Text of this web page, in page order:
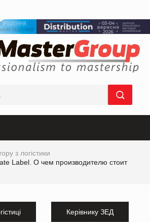
з логістики
Label. О чем производителю стоит
Керівнику ЗЕД